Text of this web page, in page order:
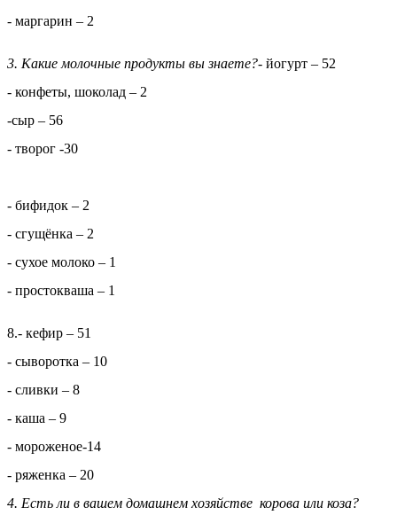
- маргарин – 2
3. Какие молочные продукты вы знаете?- йогурт – 52
- конфеты, шоколад – 2
-сыр – 56
- творог -30
- бифидок – 2
- сгущёнка – 2
- сухое молоко – 1
- простокваша – 1
8.- кефир – 51
- сыворотка – 10
- сливки – 8
- каша – 9
- мороженое-14
- ряженка – 20
4. Есть ли в вашем домашнем хозяйстве корова или коза?